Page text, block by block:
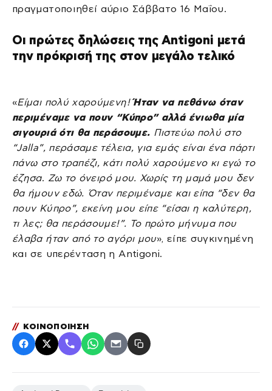
πραγματοποιηθεί αύριο Σάββατο 16 Μαΐου.
Οι πρώτες δηλώσεις της Antigoni μετά
την πρόκρισή της στον μεγάλο τελικό
«Είμαι πολύ χαρούμενη!Ήταν να πεθάνω όταν
περιμέναμε να πουν “Κύπρο” αλλά ένιωθα μία
σιγουριά ότι θα περάσουμε. Πιστεύω πολύ στο
“Jalla”, περάσαμε τέλεια, για εμάς είναι ένα πάρτι
πάνω στο τραπέζι, κάτι πολύ χαρούμενο κι εγώ το
έζησα. Ζω το όνειρό μου. Χωρίς τη μαμά μου δεν
θα ήμουν εδώ. Όταν περιμέναμε και είπα “δεν θα
πουν Κύπρο”, εκείνη μου είπε “είσαι η καλύτερη,
τι λες; θα περάσουμε!”. Το πρώτο μήνυμα που
έλαβα ήταν από το αγόρι μου», είπε συγκινημένη
και σε υπερένταση η Antigoni.
// ΚΟΙΝΟΠΟΙΗΣΗ